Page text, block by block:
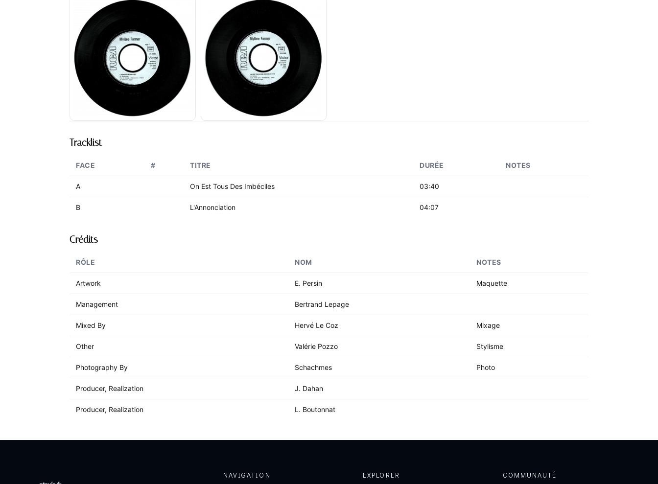
Tracklist
FACE # TITRE DURÉE NOTES
A On Est Tous Des Imbéciles 03:40
B L'Annonciation 04:07
Crédits
RÔLE NOM NOTES
Artwork E. Persin Maquette
Management Bertrand Lepage
Mixed By Hervé Le Coz Mixage
Other Valérie Pozzo Stylisme
Photography By Schachmes Photo
Producer, Realization J. Dahan
Producer, Realization L. Boutonnat
NAVIGATION EXPLORER COMMUNAUTÉ